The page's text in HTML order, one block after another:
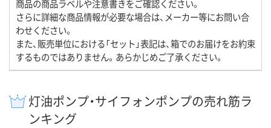
商品の商品ラベルや注意書きをご確認ください。
さらに詳細な商品情報が必要な場合は、メーカー等にお問い合
わせください。
また、販売単位における「セット」表記は、箱でのお届けをお約束
するものではありません。あらかじめご了承ください。
灯油ポンプ・サイフォンポンプの売れ筋ラ
ンキング